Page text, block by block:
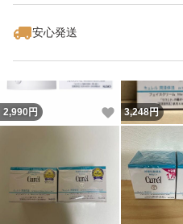
安心発送
2,990 円 いいね！
3,248円